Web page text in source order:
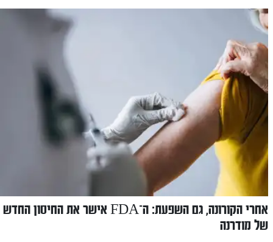
אחרי הקורונה, גם השפעת: ה־FDA אישר את החיסון החדש
של מודרנה